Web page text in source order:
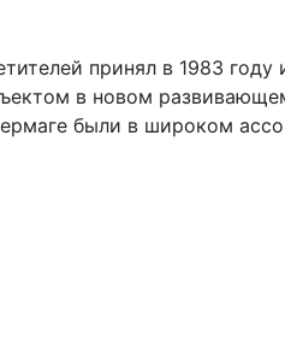
принял в 1983 году
в новом
были в широком